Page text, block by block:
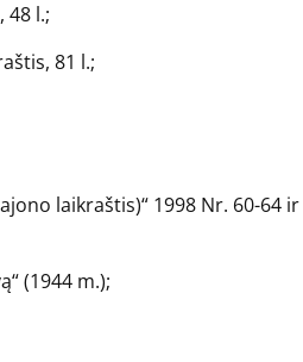
48 l.;
81 l.;
laikraštis)“ 1998 Nr. 60-64
(1944 m.);